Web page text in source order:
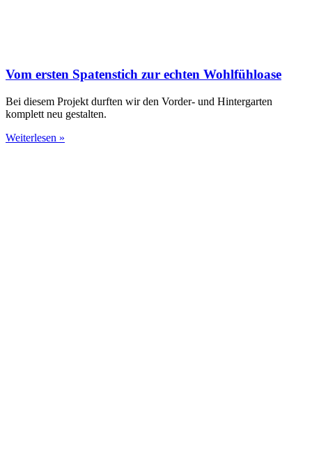
Vom ersten Spatenstich zur echten Wohlfühloase
Bei diesem Projekt durften wir den Vorder- und Hintergarten
komplett neu gestalten.
Weiterlesen »